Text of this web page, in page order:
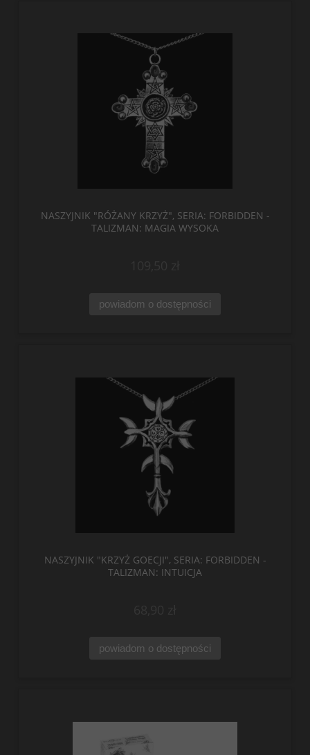
NASZYJNIK "RÓŻANY KRZYŻ", SERIA: FORBIDDEN -
TALIZMAN: MAGIA WYSOKA
powiadom o dostępności
NASZYJNIK "KRZYŻ GOECJI", SERIA: FORBIDDEN -
TALIZMAN: INTUICJA
powiadom o dostępności